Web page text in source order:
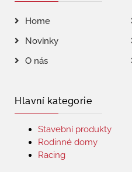
Home
Novinky
O nás
Hlavní kategorie
Stavební produkty
Rodinné domy
Racing